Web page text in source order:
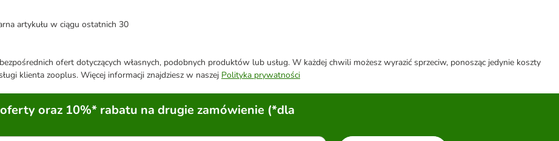
artykułu w ciągu ostatnich 30
ofert dotyczących własnych, podobnych produktów lub usług. W każdej chwili możesz wyrazić sprzeciw, ponosząc jedynie koszty
klienta zooplus. Więcej informacji znajdziesz w naszej Polityka prywatności
oraz 10%* rabatu na drugie zamówienie (*dla